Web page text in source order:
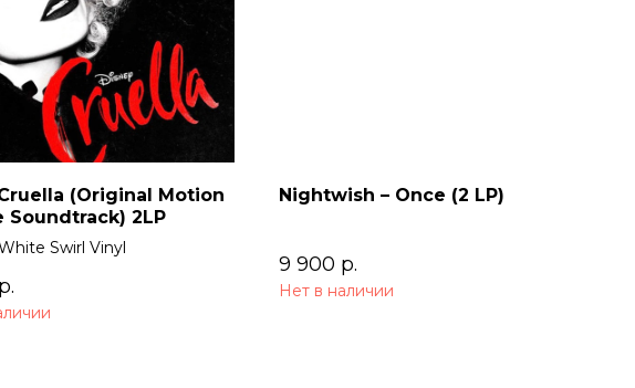
(Original Motion
Soundtrack) 2LP
Swirl Vinyl
р.
Nightwish – Once (2 LP)
9 900 р.
Нет в наличии